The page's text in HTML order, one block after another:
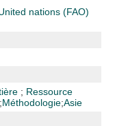
nations (FAO)
; Ressource
;Méthodologie;Asie